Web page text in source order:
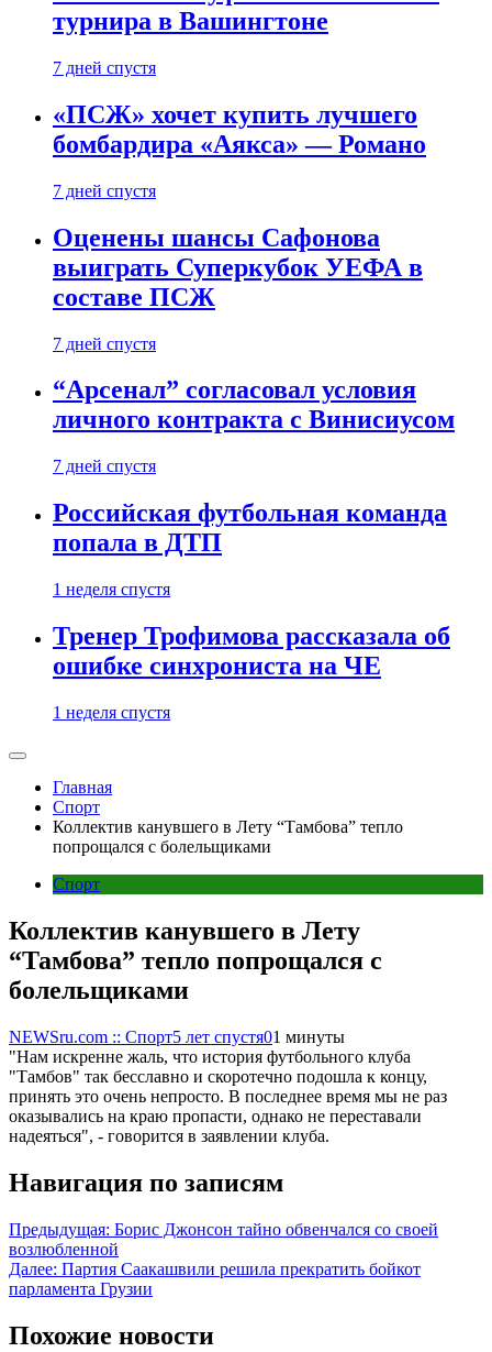
турнира в Вашингтоне
7 дней спустя
«ПСЖ» хочет купить лучшего
бомбардира «Аякса» — Романо
7 дней спустя
Оценены шансы Сафонова
выиграть Суперкубок УЕФА в
составе ПСЖ
7 дней спустя
“Арсенал” согласовал условия
личного контракта с Винисиусом
7 дней спустя
Российская футбольная команда
попала в ДТП
1 неделя спустя
Тренер Трофимова рассказала об
ошибке синхрониста на ЧЕ
1 неделя спустя
Главная
Спорт
Коллектив канувшего в Лету “Тамбова” тепло
попрощался с болельщиками
Спорт
Коллектив канувшего в Лету
“Тамбова” тепло попрощался с
болельщиками
NEWSru.com :: Спорт5 лет спустя01 минуты
"Нам искренне жаль, что история футбольного клуба
"Тамбов" так бесславно и скоротечно подошла к концу,
принять это очень непросто. В последнее время мы не раз
оказывались на краю пропасти, однако не переставали
надеяться", - говорится в заявлении клуба.
Навигация по записям
Предыдущая: Борис Джонсон тайно обвенчался со своей
возлюбленной
Далее: Партия Саакашвили решила прекратить бойкот
парламента Грузии
Похожие новости